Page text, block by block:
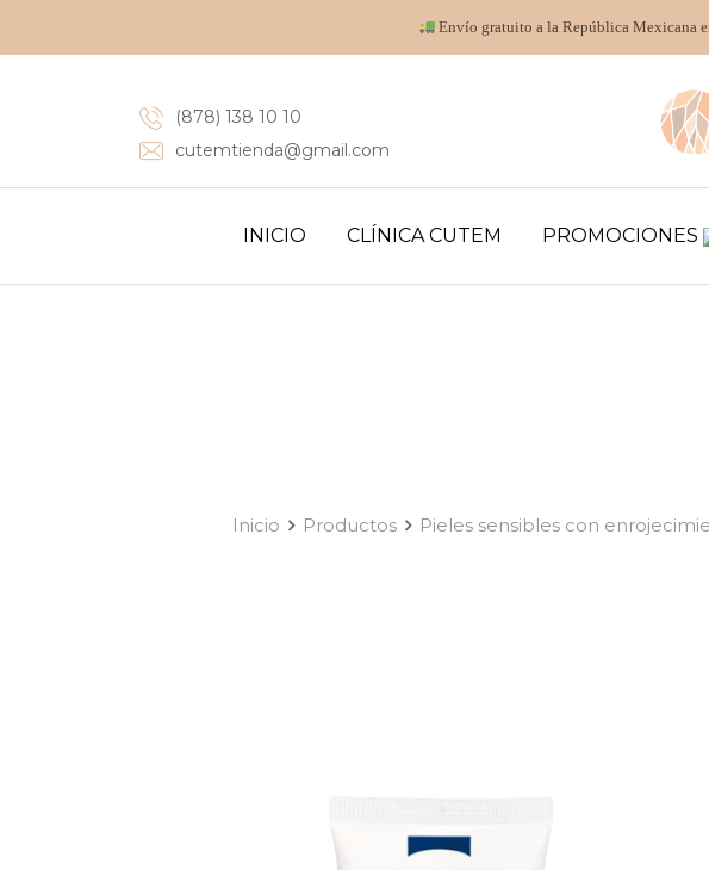
Envío gratuito a la República Mexicana
(878) 138 10 10
cutemtienda@gmail.com
INICIO CLÍNICA CUTEM PROMOCIONES
Inicio Productos Pieles sensibles con